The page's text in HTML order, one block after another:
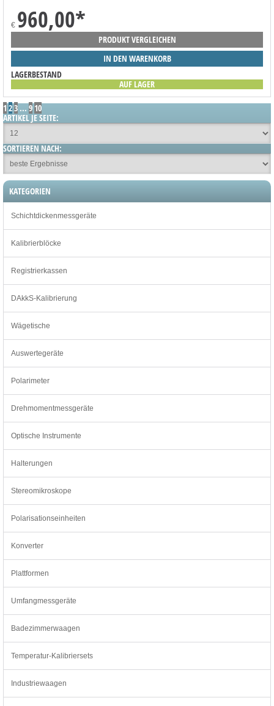
€ 960,00*
PRODUKT VERGLEICHEN
IN DEN WARENKORB
LAGERBESTAND
AUF LAGER
1 23 ... 9 10
ARTIKEL JE SEITE:
SORTIEREN NACH:
KATEGORIEN
Schichtdickenmessgeräte
Kalibrierblöcke
Registrierkassen
DAkkS-Kalibrierung
Wägetische
Auswertegeräte
Polarimeter
Drehmomentmessgeräte
Optische Instrumente
Halterungen
Stereomikroskope
Polarisationseinheiten
Konverter
Plattformen
Umfangmessgeräte
Badezimmerwaagen
Temperatur-Kalibriersets
Industriewaagen